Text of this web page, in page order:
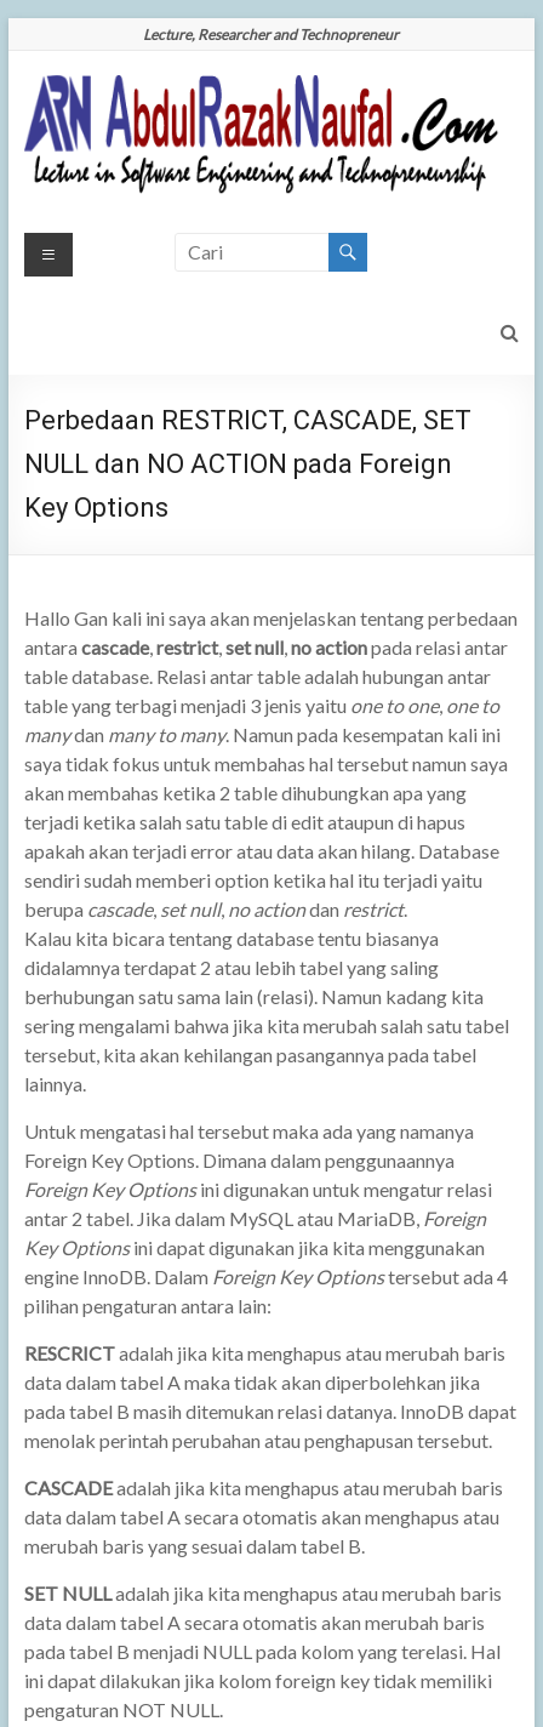
content
Lecture, Researcher and Technopreneur
AbdulRazakNaufal.Com
| Your Brigther Future is
Your
Brigther
Perbedaan RESTRICT, CASCADE, SET
NULL dan NO ACTION pada Foreign
Key Options
Hallo Gan kali ini saya akan menjelaskan tentang perbedaan
antara cascade, restrict, set null, no actionpada relasi antar
table database. Relasi antar table adalah hubungan antar
table yang terbagi menjadi 3 jenis yaitu one to one, one to
manydan many to many. Namun pada kesempatan kali ini
saya tidak fokus untuk membahas hal tersebut namun saya
akan membahas ketika 2 table dihubungkan apa yang
terjadi ketika salah satu table di edit ataupun di hapus
apakah akan terjadi error atau data akan hilang. Database
sendiri sudah memberi option ketika hal itu terjadi yaitu
berupa cascade, set null, no actiondan restrict.
Kalau kita bicara tentang database tentu biasanya
didalamnya terdapat 2 atau lebih tabel yang saling
berhubungan satu sama lain (relasi). Namun kadang kita
sering mengalami bahwa jika kita merubah salah satu tabel
tersebut, kita akan kehilangan pasangannya pada tabel
lainnya.
Untuk mengatasi hal tersebut maka ada yang namanya
Foreign Key Options. Dimana dalam penggunaannya
Foreign Key Optionsini digunakan untuk mengatur relasi
antar 2 tabel. Jika dalam MySQL atau MariaDB, Foreign
Key Optionsini dapat digunakan jika kita menggunakan
engine InnoDB. Dalam Foreign Key Optionstersebut ada 4
pilihan pengaturan antara lain:
RESCRICTadalah jika kita menghapus atau merubah baris
data dalam tabel A maka tidak akan diperbolehkan jika
pada tabel B masih ditemukan relasi datanya. InnoDB dapat
menolak perintah perubahan atau penghapusan tersebut.
CASCADEadalah jika kita menghapus atau merubah baris
data dalam tabel A secara otomatis akan menghapus atau
merubah baris yang sesuai dalam tabel B.
SET NULL adalah jika kita menghapus atau merubah baris
data dalam tabel A secara otomatis akan merubah baris
pada tabel B menjadi NULL pada kolom yang terelasi. Hal
ini dapat dilakukan jika kolom foreign key tidak memiliki
pengaturan NOT NULL.